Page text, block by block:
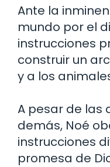
Ante la
mundo por el
instrucciones
construir un
y a los
A pesar de las
demás, Noé
instrucciones
promesa de